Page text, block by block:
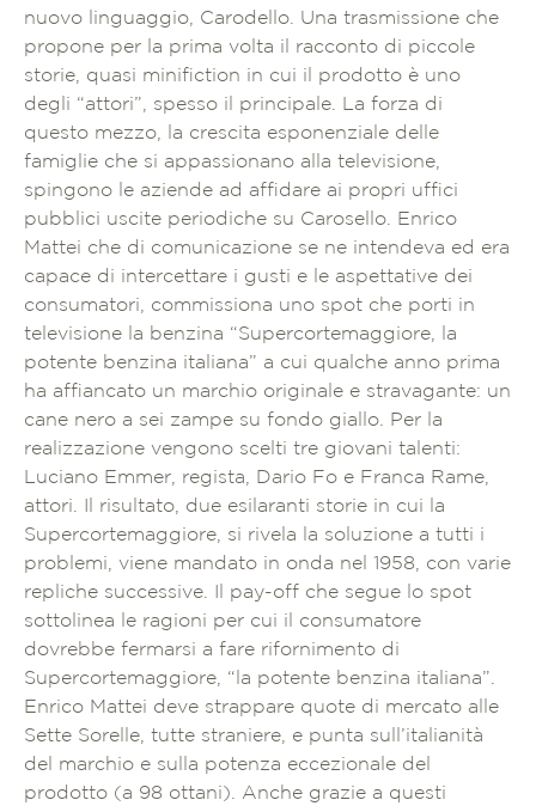
nuovo linguaggio, Carodello. Una trasmissione che
propone per la prima volta il racconto di piccole
storie, quasi minifiction in cui il prodotto è uno
degli “attori”, spesso il principale. La forza di
questo mezzo, la crescita esponenziale delle
famiglie che si appassionano alla televisione,
spingono le aziende ad affidare ai propri uffici
pubblici uscite periodiche su Carosello. Enrico
Mattei che di comunicazione se ne intendeva ed era
capace di intercettare i gusti e le aspettative dei
consumatori, commissiona uno spot che porti in
televisione la benzina “Supercortemaggiore, la
potente benzina italiana” a cui qualche anno prima
ha affiancato un marchio originale e stravagante: un
cane nero a sei zampe su fondo giallo. Per la
realizzazione vengono scelti tre giovani talenti:
Luciano Emmer, regista, Dario Fo e Franca Rame,
attori. Il risultato, due esilaranti storie in cui la
Supercortemaggiore, si rivela la soluzione a tutti i
problemi, viene mandato in onda nel 1958, con varie
repliche successive. Il pay-off che segue lo spot
sottolinea le ragioni per cui il consumatore
dovrebbe fermarsi a fare rifornimento di
Supercortemaggiore, “la potente benzina italiana”.
Enrico Mattei deve strappare quote di mercato alle
Sette Sorelle, tutte straniere, e punta sull’italianità
del marchio e sulla potenza eccezionale del
prodotto (a 98 ottani). Anche grazie a questi